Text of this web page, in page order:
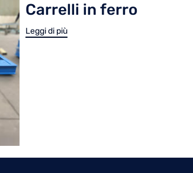
Carrelli in ferro
Leggi di più